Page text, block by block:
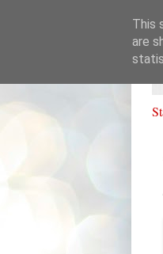
This
are